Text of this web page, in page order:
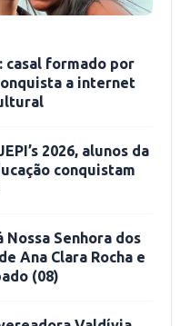
casal formado por
a internet
2026, alunos da
conquistam
Nossa Senhora dos
Ana Clara Rocha e
(08)